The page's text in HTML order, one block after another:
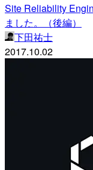
Site Reliability
ました。（後編）
下田祐士
2017.10.02